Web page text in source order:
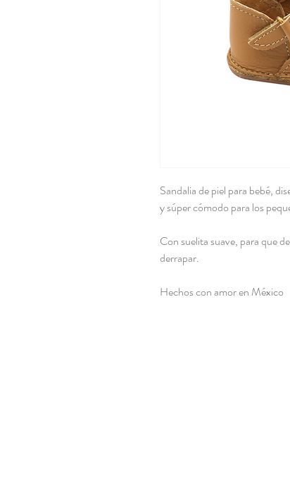
Sandalia de piel para bebé,
y súper cómodo para los
Con suelita suave, para que
derrapar.
Hechos con amor en México